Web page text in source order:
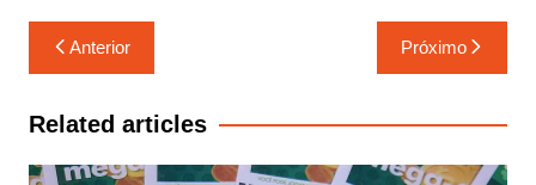
Navegação
de
Post
Anterior Próximo
Related articles